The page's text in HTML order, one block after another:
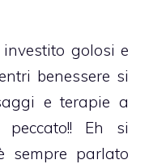
golosi e
benessere si
e terapie a
peccato!! Eh si
sempre parlato